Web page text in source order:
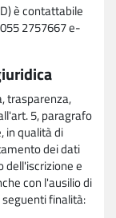
è contattabile
2757667 e-
trasparenza,
5, paragrafo
in qualità di
dei dati
e
con l'ausilio di
finalità: